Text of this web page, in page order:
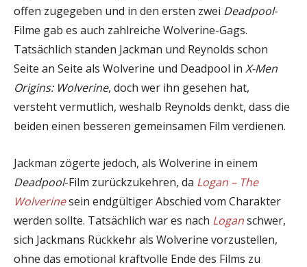
offen zugegeben und in den ersten zwei Deadpool-
Filme gab es auch zahlreiche Wolverine-Gags.
Tatsächlich standen Jackman und Reynolds schon
Seite an Seite als Wolverine und Deadpool in X-Men
Origins: Wolverine, doch wer ihn gesehen hat,
versteht vermutlich, weshalb Reynolds denkt, dass die
beiden einen besseren gemeinsamen Film verdienen.
Jackman zögerte jedoch, als Wolverine in einem
Deadpool-Film zurückzukehren, da Logan – The
Wolverinesein endgültiger Abschied vom Charakter
werden sollte. Tatsächlich war es nach Loganschwer,
sich Jackmans Rückkehr als Wolverine vorzustellen,
ohne das emotional kraftvolle Ende des Films zu